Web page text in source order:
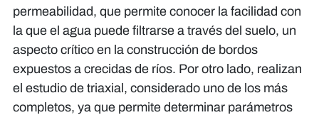
permeabilidad, que permite conocer la facilidad con
la que el agua puede filtrarse a través del suelo, un
aspecto crítico en la construcción de bordos
expuestos a crecidas de ríos. Por otro lado, realizan
el estudio de triaxial, considerado uno de los más
completos, ya que permite determinar parámetros